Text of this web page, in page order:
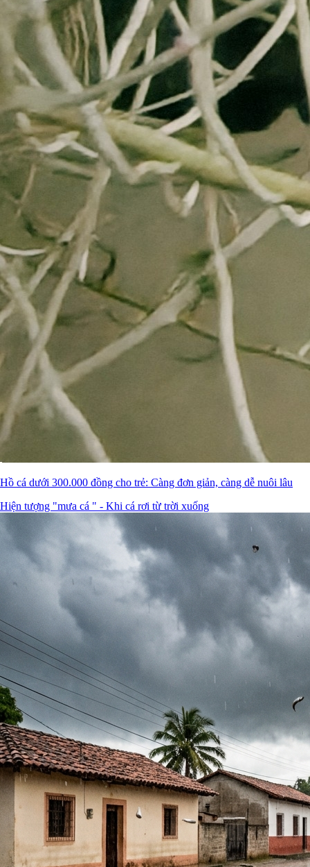
Hồ cá dưới 300.000 đồng cho trẻ: Càng đơn giản, càng dễ nuôi lâu
Hiện tượng "mưa cá " - Khi cá rơi từ trời xuống